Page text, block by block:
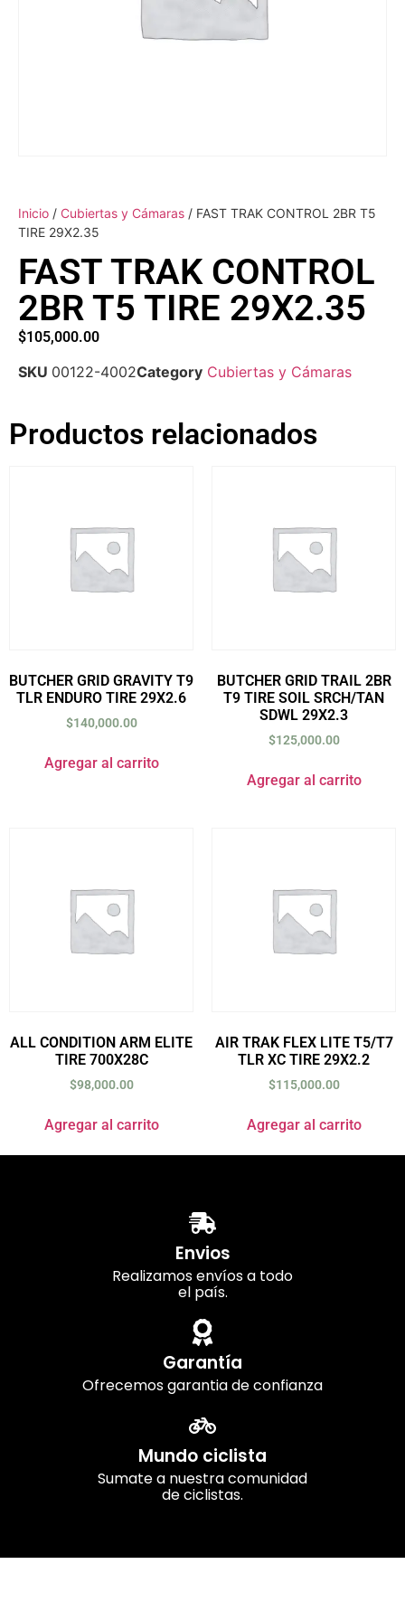
Inicio / Cubiertas y Cámaras / FAST TRAK CONTROL 2BR T5
TIRE 29X2.35
FAST TRAK CONTROL
2BR T5 TIRE 29X2.35
$105,000.00
SKU 00122-4002Category Cubiertas y Cámaras
Productos relacionados
BUTCHER GRID GRAVITY T9
TLR ENDURO TIRE 29X2.6
$140,000.00
Agregar al carrito
BUTCHER GRID TRAIL 2BR
T9 TIRE SOIL SRCH/TAN
SDWL 29X2.3
$125,000.00
Agregar al carrito
ALL CONDITION ARM ELITE
TIRE 700X28C
$98,000.00
Agregar al carrito
AIR TRAK FLEX LITE T5/T7
TLR XC TIRE 29X2.2
$115,000.00
Agregar al carrito
Envios
Realizamos envíos a todo
el país.
Garantía
Ofrecemos garantia de confianza
Mundo ciclista
Sumate a nuestra comunidad
de ciclistas.